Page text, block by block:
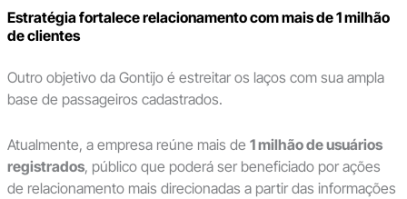
Estratégia fortalece relacionamento com mais de 1 milhão
de clientes
Outro objetivo da Gontijo é estreitar os laços com sua ampla
base de passageiros cadastrados.
Atualmente, a empresa reúne mais de 1 milhão de usuários
registrados, público que poderá ser beneficiado por ações
de relacionamento mais direcionadas a partir das informações